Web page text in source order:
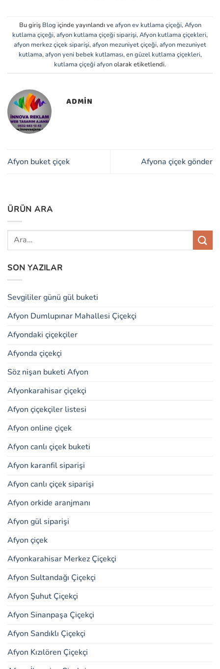
Bu giriş Blog içinde yayınlandı veafyon ev kutlama çiçeği,Afyon
kutlama çiçeği,afyon kutlama çiçeği siparişi,Afyon kutlama çiçekleri,
afyon merkez çiçek siparişi,afyon mezuniyet çiçeği,afyon mezuniyet
kutlama,afyon yeni bebek kutlaması,en güzel kutlama çiçekleri,
kutlama çiçeği afyonolarak etiketlendi.
ADMIN
Afyon buket çiçek Afyona çiçek gönder
ÜRÜN ARA
SON YAZILAR
Sevgililer günü gül buketi
Afyon Dumlupınar Mahallesi Çiçekçi
Afyondaki çiçekçiler
Afyonda çiçekçi
Söz nişan buketi Afyon
Afyonkarahisar çiçekçi
Afyon çiçekçiler listesi
Afyon online çiçek
Afyon canlı çiçek buketi
Afyon karanfil siparişi
Afyon canlı çiçek siparişi
Afyon orkide aranjmanı
Afyon gül siparişi
Afyon çiçek
Afyonkarahisar Merkez Çiçekçi
Afyon Sultandağı Çiçekçi
Afyon Şuhut Çiçekçi
Afyon Sinanpaşa Çiçekçi
Afyon Sandıklı Çiçekçi
Afyon Kızılören Çiçekçi